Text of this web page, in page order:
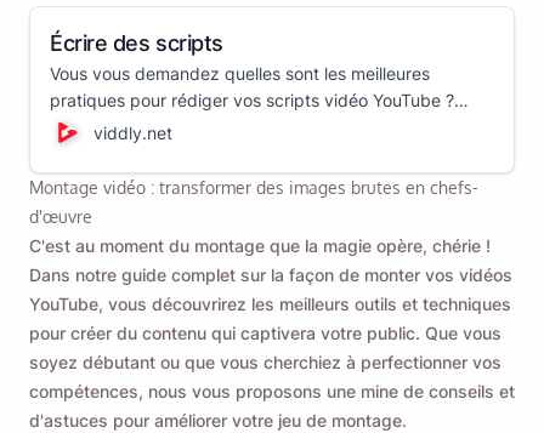
Écrire des scripts
Vous vous demandez quelles sont les meilleures
pratiques pour rédiger vos scripts vidéo YouTube ?
Voici tout ce que vous devez savoir pour vous assurer
superbes vidéos YouTube !
viddly.net
Montage vidéo : transformer des images brutes en chefs-
d'œuvre
C'est au moment du montage que la magie opère, chérie !
Dans notre guide complet sur la façon de monter vos vidéos
YouTube, vous découvrirez les meilleurs outils et techniques
pour créer du contenu qui captivera votre public. Que vous
soyez débutant ou que vous cherchiez à perfectionner vos
compétences, nous vous proposons une mine de conseils et
d'astuces pour améliorer votre jeu de montage.